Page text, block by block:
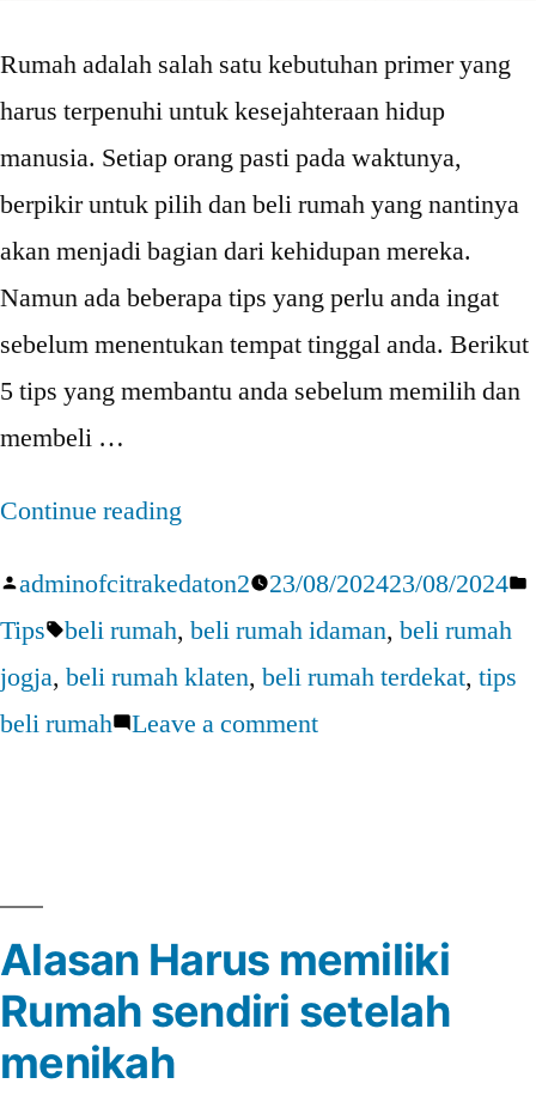
Rumah adalah salah satu kebutuhan primer yang
harus terpenuhi untuk kesejahteraan hidup
manusia. Setiap orang pasti pada waktunya,
berpikir untuk pilih dan beli rumah yang nantinya
akan menjadi bagian dari kehidupan mereka.
Namun ada beberapa tips yang perlu anda ingat
sebelum menentukan tempat tinggal anda. Berikut
5 tips yang membantu anda sebelum memilih dan
membeli …
Continue reading
Jangan
Lupa
5
Tips
Posted
by
adminofcitrakedaton2 23/08/202423/08/2024
Tips Tags:
beli rumah, beli rumah idaman, beli rumah
jogja, beli rumah klaten, beli rumah terdekat, tips
beli rumah Leave a commenton
5
Tips
Alasan Harus memiliki
Rumah sendiri setelah
menikah